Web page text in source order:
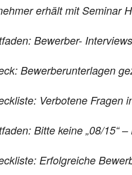
erhält mit Seminar
Bewerber-
Bewerberunterlagen
Verbotene Fragen
Bitte keine„08/15“
Erfolgreiche